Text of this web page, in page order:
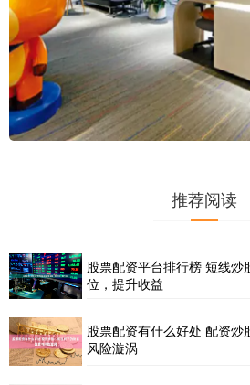
推荐阅读
股票配资平台排行榜 短线
位，提升收益
股票配资有什么好处 配资
风险漩涡